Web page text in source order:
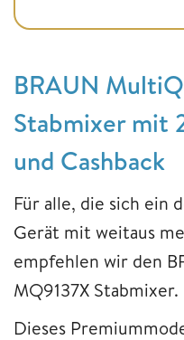
BRAUN
Stabmixer mit
und Cashback
Für alle, die sich ein
Gerät mit weitaus
empfehlen wir den
MQ9137X Stabmixer.
Dieses